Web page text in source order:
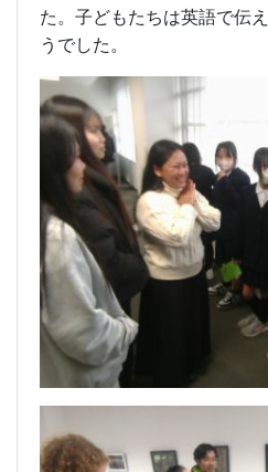
た。子どもたちは英語で伝
うでした。